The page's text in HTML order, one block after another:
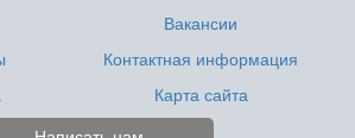
Вакансии
Контактная информация
Карта сайта